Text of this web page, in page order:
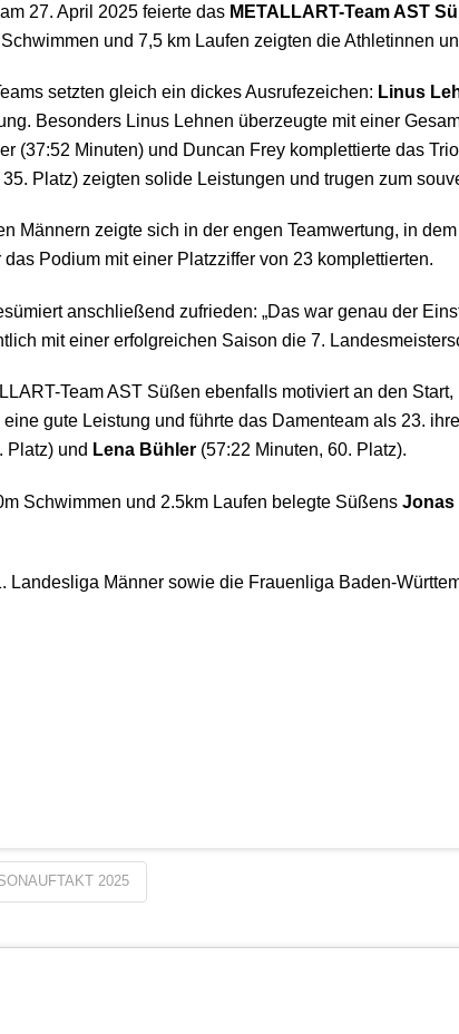
27. April 2025 feierte das METALLART-Team AST
und 7,5 km Laufen zeigten die Athletinnen
setzten gleich ein dickes Ausrufezeichen: Linus
Besonders Linus Lehnen überzeugte mit einer
(37:52 Minuten) und Duncan Frey komplettierte das
Platz) zeigten solide Leistungen und trugen zum
Männern zeigte sich in der engen Teamwertung, in
Podium mit einer Platzziffer von 23 komplettierten.
anschließend zufrieden: „Das war genau der
mit einer erfolgreichen Saison die 7.
Team AST Süßen ebenfalls motiviert an den
eine gute Leistung und führte das Damenteam als 23.
Platz) und Lena Bühler (57:22 Minuten, 60. Platz).
Schwimmen und 2.5km Laufen belegte Süßens Jonas
Landesliga Männer sowie die Frauenliga Baden-
2025